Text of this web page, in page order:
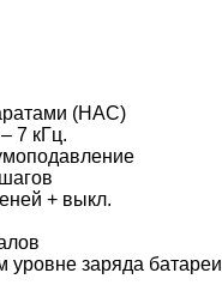
(HAC)
7 кГц.
+ выкл.
уровне заряда батареи